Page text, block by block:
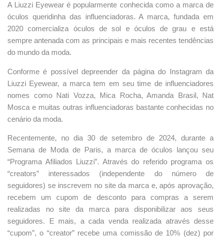
A Liuzzi Eyewear é popularmente conhecida como a marca de
óculos queridinha das influenciadoras. A marca, fundada em
2020 comercializa óculos de sol e óculos de grau e está
sempre antenada com as principais e mais recentes tendências
do mundo da moda.
Conforme é possível depreender da página do Instagram da
Liuzzi Eyewear, a marca tem em seu time de influenciadores
nomes como Nati Vozza, Mica Rocha, Amanda Brasil, Nat
Mosca e muitas outras influenciadoras bastante conhecidas no
cenário da moda.
Recentemente, no dia 30 de setembro de 2024, durante a
Semana de Moda de Paris, a marca de óculos lançou seu
“Programa Afiliados Liuzzi”. Através do referido programa os
“creators” interessados (independente do número de
seguidores) se inscrevem no site da marca e, após aprovação,
recebem um cupom de desconto para compras a serem
realizadas no site da marca para disponibilizar aos seus
seguidores. E mais, a cada venda realizada através desse
“cupom”, o “creator” recebe uma comissão de 10% (dez) por